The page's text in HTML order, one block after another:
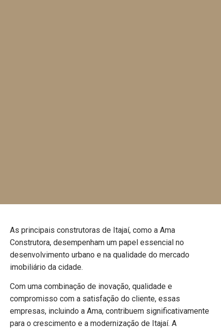
As principais construtoras de Itajaí, como a Ama
Construtora, desempenham um papel essencial no
desenvolvimento urbano e na qualidade do mercado
imobiliário da cidade.
Com uma combinação de inovação, qualidade e
compromisso com a satisfação do cliente, essas
empresas, incluindo a Ama, contribuem significativamente
para o crescimento e a modernização de Itajaí. A